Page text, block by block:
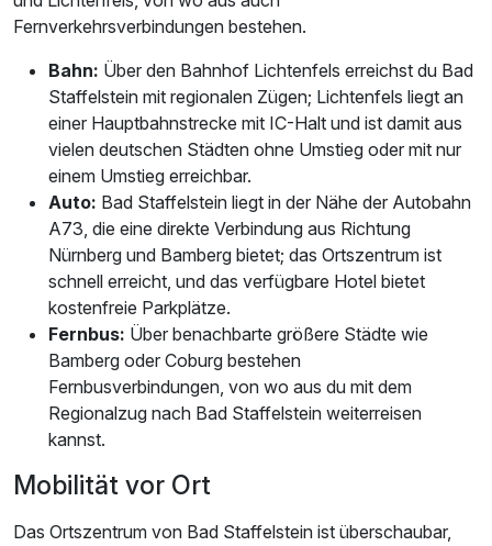
Fernverkehrsverbindungen bestehen.
Bahn: Über den Bahnhof Lichtenfels erreichst du Bad
Staffelstein mit regionalen Zügen; Lichtenfels liegt an
einer Hauptbahnstrecke mit IC-Halt und ist damit aus
vielen deutschen Städten ohne Umstieg oder mit nur
einem Umstieg erreichbar.
Auto: Bad Staffelstein liegt in der Nähe der Autobahn
A73, die eine direkte Verbindung aus Richtung
Nürnberg und Bamberg bietet; das Ortszentrum ist
schnell erreicht, und das verfügbare Hotel bietet
kostenfreie Parkplätze.
Fernbus: Über benachbarte größere Städte wie
Bamberg oder Coburg bestehen
Fernbusverbindungen, von wo aus du mit dem
Regionalzug nach Bad Staffelstein weiterreisen
kannst.
Mobilität vor Ort
Das Ortszentrum von Bad Staffelstein ist überschaubar,